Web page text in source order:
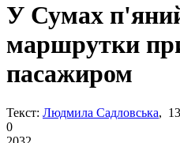
У Сумах
маршрутки
пасажиром
Текст: Людмила Садловська,
0